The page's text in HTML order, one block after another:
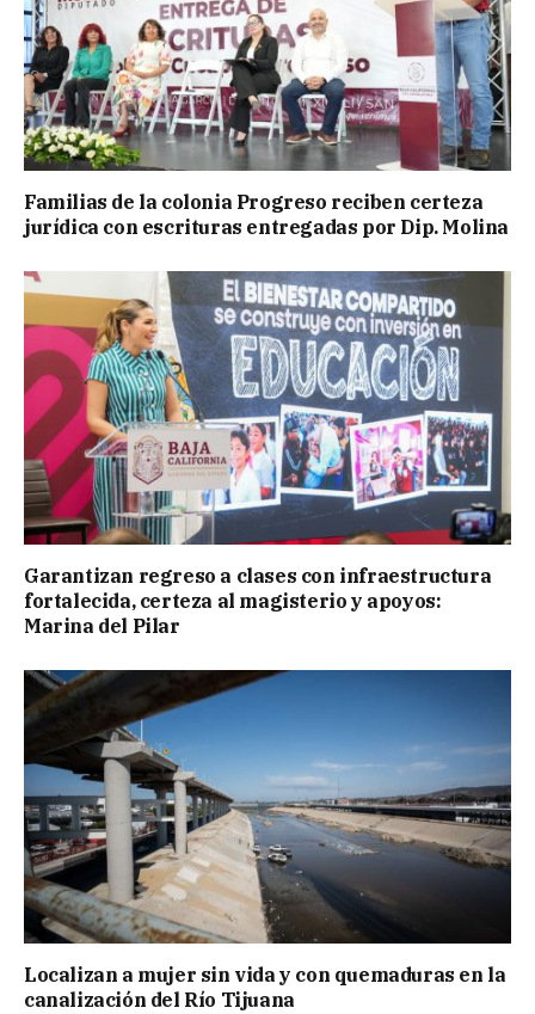
Familias de la colonia Progreso reciben certeza
jurídica con escrituras entregadas por Dip. Molina
Garantizan regreso a clases con infraestructura
fortalecida, certeza al magisterio y apoyos:
Marina del Pilar
Localizan a mujer sin vida y con quemaduras en la
canalización del Río Tijuana